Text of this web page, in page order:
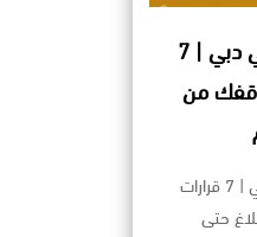
محامي جنائي في دبي | 7
من
محامي جنائي في دبي | 7 قرارات
حتى